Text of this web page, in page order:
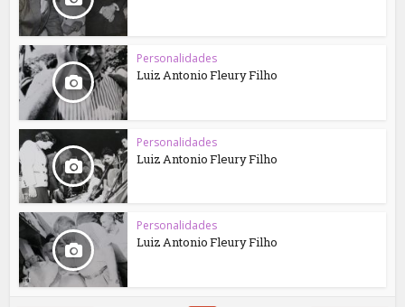
Personalidades
Luiz Antonio Fleury Filho
Personalidades
Luiz Antonio Fleury Filho
Personalidades
Luiz Antonio Fleury Filho